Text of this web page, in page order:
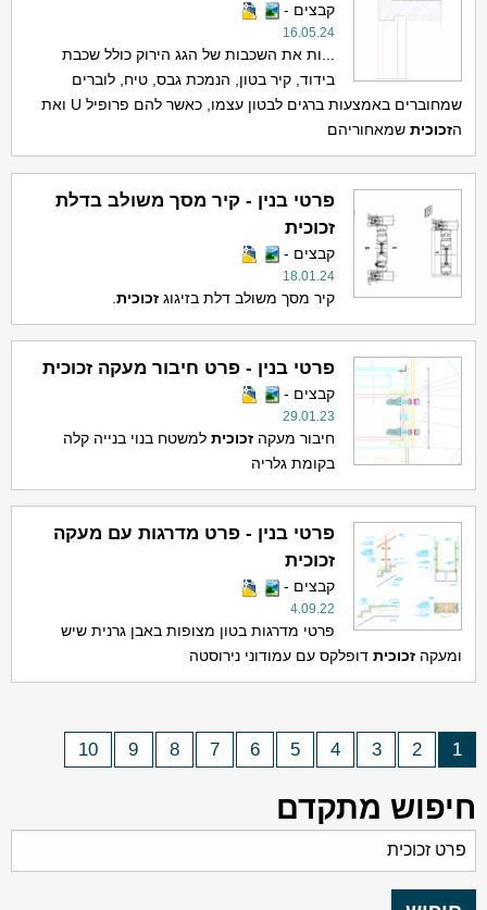
קבצים -
16.05.24
...ות את השכבות של הגג הירוק כולל שכבת
בידוד, קיר בטון, הנמכת גבס, טיח, לוברים
שמחוברים באמצעות ברגים לבטון עצמו, כאשר להם פרופיל U ואת
הזכוכית שמאחוריהם
פרטי בנין - קיר מסך משולב בדלת
זכוכית
קבצים -
18.01.24
קיר מסך משולב דלת בזיגוגזכוכית
פרטי בנין - פרט חיבור מעקה זכוכית
קבצים -
29.01.23
חיבור מעקהזכוכית למשטח בנוי בנייה קלה
בקומת גלריה
פרטי בנין - פרט מדרגות עם מעקה
זכוכית
קבצים -
4.09.22
פרטי מדרגות בטון מצופות באבן גרנית שיש
ומעקה זכוכית דופלקס עם עמודוני נירוסטה
1
2
3
4
5
6
7
8
9
10
חיפוש מתקדם